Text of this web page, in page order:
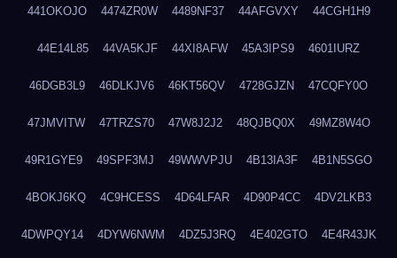
441OKOJO 4474ZR0W 4489NF37 44AFGVXY 44CGH1H9
44E14L85 44VA5KJF 44XI8AFW 45A3IPS9 4601IURZ
46DGB3L9 46DLKJV6 46KT56QV 4728GJZN 47CQFY0O
47JMVITW 47TRZS70 47W8J2J2 48QJBQ0X 49MZ8W4O
49R1GYE9 49SPF3MJ 49WWVPJU 4B13IA3F 4B1N5SGO
4BOKJ6KQ 4C9HCESS 4D64LFAR 4D90P4CC 4DV2LKB3
4DWPQY14 4DYW6NWM 4DZ5J3RQ 4E402GTO 4E4R43JK